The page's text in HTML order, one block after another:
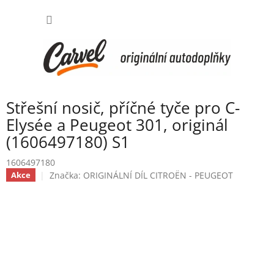
Střešní nosič, příčné tyče pro C-
Elysée a Peugeot 301, originál
(1606497180) S1
1606497180
Akce Značka: ORIGINÁLNÍ DÍL CITROËN - PEUGEOT